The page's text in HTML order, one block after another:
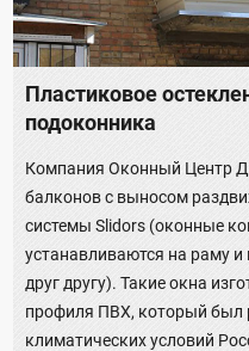
Пластиковое
подоконника
Компания Оконный Центр
балконов с выносом
системы Slidors (оконные
устанавливаются на раму
друг другу). Такие окна
профиля ПВХ, который был
климатических условий